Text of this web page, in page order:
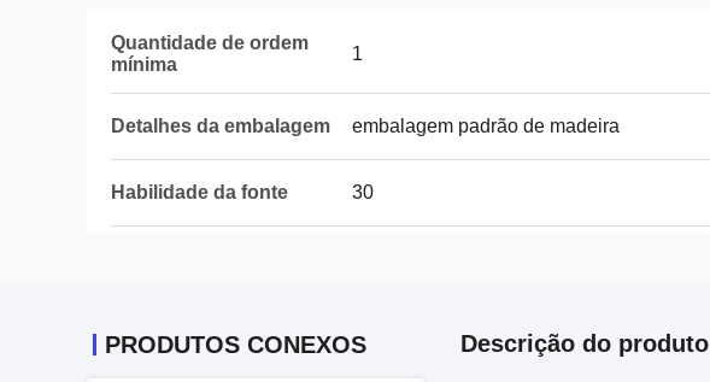
Quantidade de ordem
mínima
1
Detalhes da embalagem embalagem padrão de madeira
Habilidade da fonte 30
PRODUTOS CONEXOS Descrição do produto